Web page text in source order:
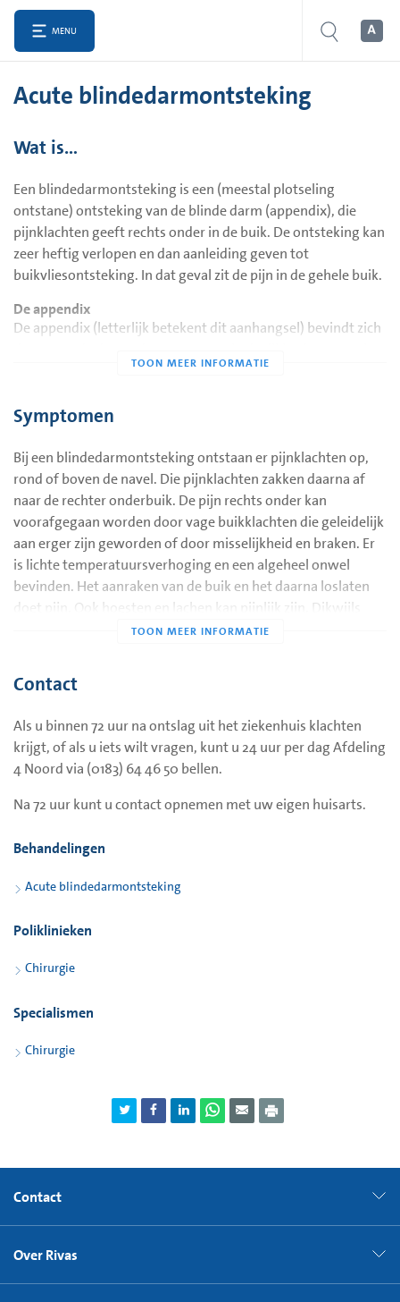
MENU
Acute blindedarmontsteking
Wat is…
Een blindedarmontsteking is een (meestal plotseling
ontstane) ontsteking van de blinde darm (appendix), die
pijnklachten geeft rechts onder in de buik. De ontsteking kan
zeer heftig verlopen en dan aanleiding geven tot
buikvliesontsteking. In dat geval zit de pijn in de gehele buik.
De appendix
De appendix (letterlijk betekent dit aanhangsel) bevindt zich
rechts onder in de buik. Omdat de appendix soms lang en
pijnklachten kunnen dan meer middenin en soms zelfs rechts
Symptomen
Bij een blindedarmontsteking ontstaan er pijnklachten op,
rond of boven de navel. Die pijnklachten zakken daarna af
naar de rechter onderbuik. De pijn rechts onder kan
voorafgegaan worden door vage buikklachten die geleidelijk
aan erger zijn geworden of door misselijkheid en braken. Er
is lichte temperatuursverhoging en een algeheel onwel
bevinden. Het aanraken van de buik en het daarna loslaten
doet pijn. Ook hoesten en lachen kan pijnlijk zijn. Dikwijls
wordt ook 'vervoerspijn' aangegeven, bijvoorbeeld bij met
Contact
Als u binnen 72 uur na ontslag uit het ziekenhuis klachten
krijgt, of als u iets wilt vragen, kunt u 24 uur per dag Afdeling
4 Noord via (0183) 64 46 50 bellen.
Na 72 uur kunt u contact opnemen met uw eigen huisarts.
Behandelingen
Acute blindedarmontsteking
Poliklinieken
Chirurgie
Specialismen
Chirurgie
Contact
Over Rivas